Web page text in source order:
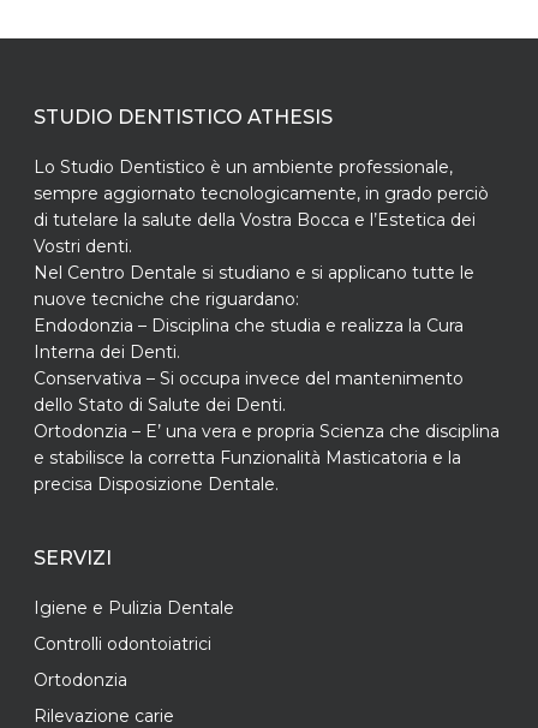
STUDIO DENTISTICO ATHESIS
Lo Studio Dentistico è un ambiente professionale,
sempre aggiornato tecnologicamente, in grado perciò
di tutelare la salute della Vostra Bocca e l’Estetica dei
Vostri denti.
Nel Centro Dentale si studiano e si applicano tutte le
nuove tecniche che riguardano:
Endodonzia – Disciplina che studia e realizza la Cura
Interna dei Denti.
Conservativa – Si occupa invece del mantenimento
dello Stato di Salute dei Denti.
Ortodonzia – E’ una vera e propria Scienza che disciplina
e stabilisce la corretta Funzionalità Masticatoria e la
precisa Disposizione Dentale.
SERVIZI
Igiene e Pulizia Dentale
Controlli odontoiatrici
Ortodonzia
Rilevazione carie